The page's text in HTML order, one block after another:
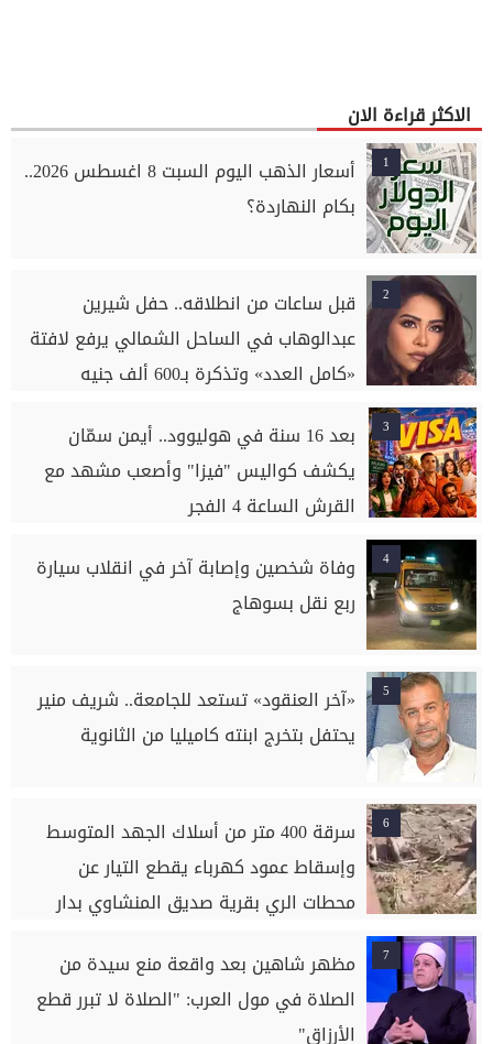
الاكثر قراءة الان
1
أسعار الذهب اليوم السبت 8 اغسطس 2026..
بكام النهاردة؟
2
قبل ساعات من انطلاقه.. حفل شيرين
عبدالوهاب في الساحل الشمالي يرفع لافتة
«كامل العدد» وتذكرة بـ600 ألف جنيه
3
بعد 16 سنة في هوليوود.. أيمن سمّان
يكشف كواليس "فيزا" وأصعب مشهد مع
القرش الساعة 4 الفجر
4
وفاة شخصين وإصابة آخر في انقلاب سيارة
ربع نقل بسوهاج
5
«آخر العنقود» تستعد للجامعة.. شريف منير
يحتفل بتخرج ابنته كاميليا من الثانوية
6
سرقة 400 متر من أسلاك الجهد المتوسط
وإسقاط عمود كهرباء يقطع التيار عن
محطات الري بقرية صديق المنشاوي بدار
7
مظهر شاهين بعد واقعة منع سيدة من
الصلاة في مول العرب: "الصلاة لا تبرر قطع
الأرزاق"